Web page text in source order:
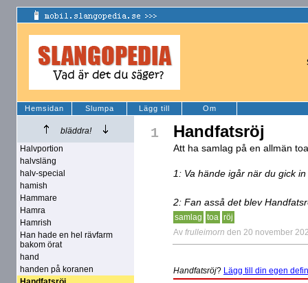
Hemsidan Slumpa Lägg till Om
bläddra!
Halvportion
halvsläng
halv-special
hamish
Hammare
Hamra
Hamrish
Han hade en hel rävfarm
bakom örat
hand
handen på koranen
1 Handfatsröj
Att ha samlag på en allmän
1: Va hände igår när du gick
2: Fan asså det blev
samlag toa röj
Av frulleimorn den 20 november
Handfatsröj? Lägg till din egen